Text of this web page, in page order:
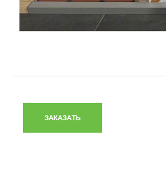
ЗАКАЗАТЬ